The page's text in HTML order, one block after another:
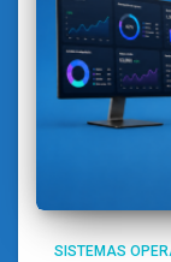
SISTEMAS